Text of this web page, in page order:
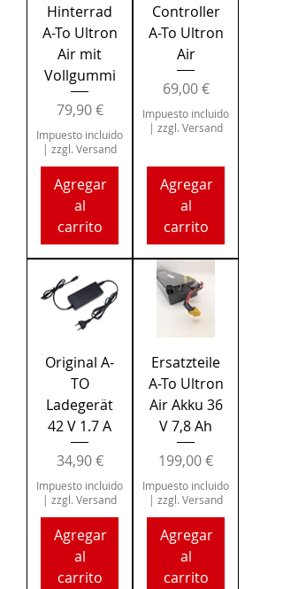
Hinterrad
A-To Ultron
Air mit
Vollgummi
Precio
79,90 €
Impuesto incluido
| zzgl. Versand
Agregar
al
carrito
Controller
A-To Ultron
Air
Precio
69,00 €
Impuesto incluido
| zzgl. Versand
Agregar
al
carrito
Original A-
TO
Ladegerät
42 V 1.7 A
Precio
34,90 €
Impuesto incluido
| zzgl. Versand
Agregar
al
carrito
Ersatzteile
A-To Ultron
Air Akku 36
V 7,8 Ah
Precio
199,00 €
Impuesto incluido
| zzgl. Versand
Agregar
al
carrito